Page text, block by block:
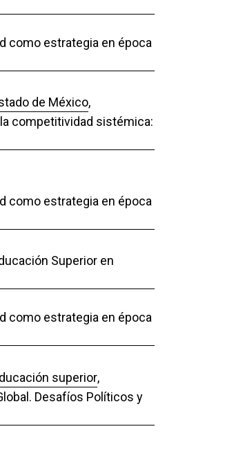
como estrategia en época
de México,
competitividad sistémica:
como estrategia en época
Superior en
como estrategia en época
superior,
Desafíos Políticos y